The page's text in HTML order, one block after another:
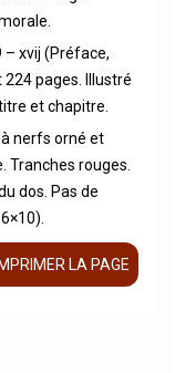
– xvij (Préface,
pages. Illustré
et chapitre.
à nerfs orné et
Tranches rouges.
dos. Pas de
IMPRIMER LA PAGE